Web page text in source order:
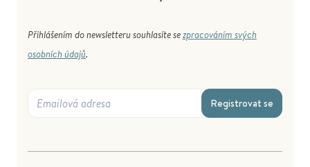
Přihlášením do newsletteru souhlasíte sezpracováním svých
osobních údajů.
Registrovat se